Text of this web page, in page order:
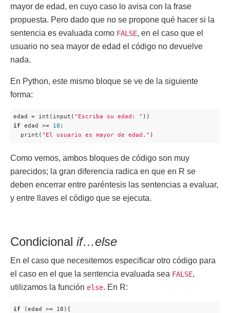
mayor de edad, en cuyo caso lo avisa con la frase
propuesta. Pero dado que no se propone qué hacer si la
sentencia es evaluada como FALSE, en el caso que el
usuario no sea mayor de edad el código no devuelve
nada.
En Python, este mismo bloque se ve de la siguiente
forma:
edad = int(input( "Escriba su edad: "
if edad >= 18 :
  print(
"El usuario es mayor de edad." )
Como vemos, ambos bloques de código son muy
parecidos; la gran diferencia radica en que en R se
deben encerrar entre paréntesis las sentencias a evaluar,
y entre llaves el código que se ejecuta.
Condicional if…else
En el caso que necesitemos especificar otro código para
el caso en el que la sentencia evaluada sea FALSE,
utilizamos la función else. En R:
if (edad >= 18){